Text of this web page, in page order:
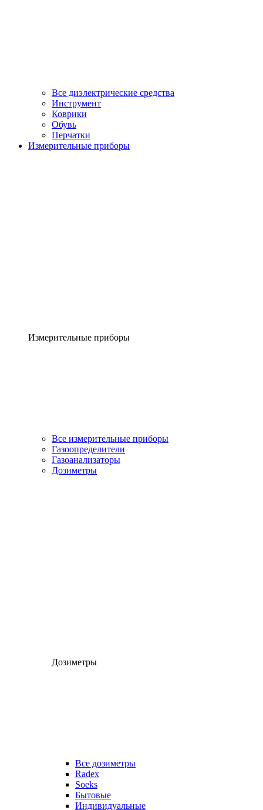
Все диэлектрические средства
Инструмент
Коврики
Обувь
Перчатки
Измерительные приборы
Измерительные приборы
Все измерительные приборы
Газоопределители
Газоанализаторы
Дозиметры
Дозиметры
Все дозиметры
Radex
Soeks
Бытовые
Индивидуальные